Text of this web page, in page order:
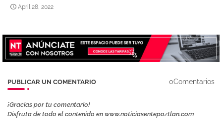
April 28, 2022
PUBLICAR UN COMENTARIO 0Comentarios
¡Gracias por tu comentario!
Disfruta de todo el contenido en www.noticiasentepoztlan.com